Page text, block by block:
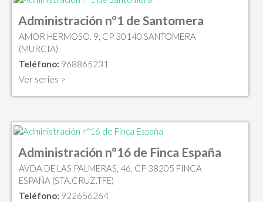
Administración nº1 de Santomera
AMOR HERMOSO, 9, CP 30140 SANTOMERA
(MURCIA)
Teléfono: 968865231
Ver series >
Administración nº16 de Finca España
AVDA DE LAS PALMERAS, 46, CP 38205 FINCA
ESPAÑA (STA.CRUZ.TFE)
Teléfono: 922656264